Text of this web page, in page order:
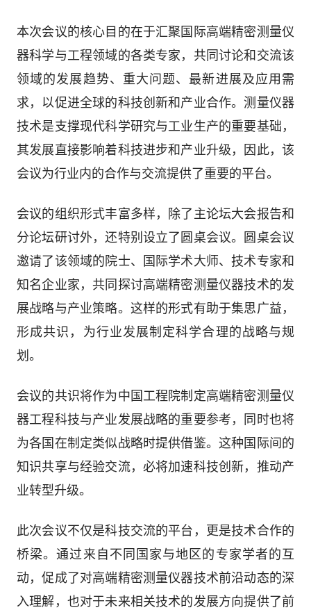
本次会议的核心目的在于汇聚国际高端精密测量仪
器科学与工程领域的各类专家，共同讨论和交流该
领域的发展趋势、重大问题、最新进展及应用需
求，以促进全球的科技创新和产业合作。测量仪器
技术是支撑现代科学研究与工业生产的重要基础，
其发展直接影响着科技进步和产业升级，因此，该
会议为行业内的合作与交流提供了重要的平台。
会议的组织形式丰富多样，除了主论坛大会报告和
分论坛研讨外，还特别设立了圆桌会议。圆桌会议
邀请了该领域的院士、国际学术大师、技术专家和
知名企业家，共同探讨高端精密测量仪器技术的发
展战略与产业策略。这样的形式有助于集思广益，
形成共识，为行业发展制定科学合理的战略与规
划。
会议的共识将作为中国工程院制定高端精密测量仪
器工程科技与产业发展战略的重要参考，同时也将
为各国在制定类似战略时提供借鉴。这种国际间的
知识共享与经验交流，必将加速科技创新，推动产
业转型升级。
此次会议不仅是科技交流的平台，更是技术合作的
桥梁。通过来自不同国家与地区的专家学者的互
动，促成了对高端精密测量仪器技术前沿动态的深
入理解，也对于未来相关技术的发展方向提供了前